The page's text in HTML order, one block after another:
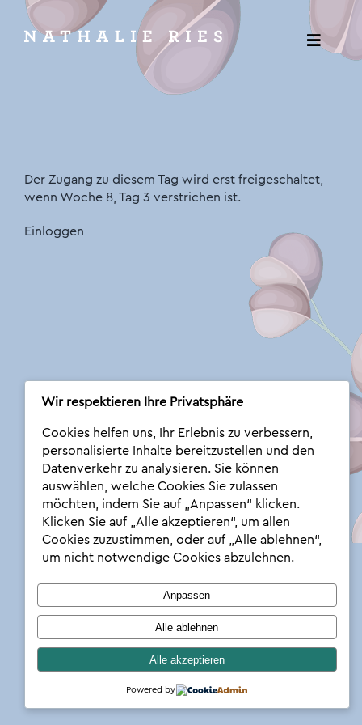
Inhalt
springen
1:1 Coaching
Nathalie
News
Kontakt
Der Zugang zu diesem Tag wird erst freigeschaltet,
wenn Woche 8, Tag 3 verstrichen ist.
Einloggen
Inhalte Account Downloads
Podcast
Kontakt
Log In
Wir respektieren Ihre Privatsphäre
Cookies helfen uns, Ihr Erlebnis zu verbessern,
personalisierte Inhalte bereitzustellen und den
Datenverkehr zu analysieren. Sie können
auswählen, welche Cookies Sie zulassen
möchten, indem Sie auf „Anpassen“ klicken.
Klicken Sie auf „Alle akzeptieren“, um allen
Cookies zuzustimmen, oder auf „Alle ablehnen“,
um nicht notwendige Cookies abzulehnen.
Anpassen
Alle ablehnen
Alle akzeptieren
Powered by